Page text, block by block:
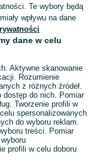
Te wybory będą
wpływu na dane
dane w celu
Aktywne skanowanie
Rozumienie
z różnych źródeł.
dostęp do nich. Pomiar
Tworzenie profili w
spersonalizowanych
do wyboru reklam.
treści. Pomiar
profili w celu doboru